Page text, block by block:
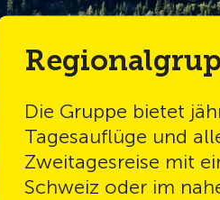
Die Gruppe bietet
Tagesauflüge und
Zweitagesreise mit
Schweiz oder im